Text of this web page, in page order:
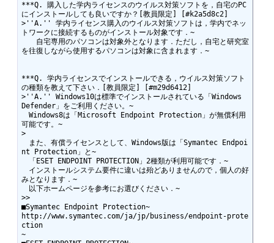
***Q. 購入した学内ライセンスのウイルス対策ソフトを，自宅のPC
にインストールしても良いですか？[教員限定] [#k2a5d8c2]
>''A.'' 学内ライセンス購入のウイルス対策ソフトは，学内でネッ
トワークに接続するものがインストール対象です．~
自宅専用のパソコンは対象外となります．ただし，自宅と研究室
を往復しながら使用するパソコンは対象に含まれます．~
***Q. 学内ライセンスでインストールできる，ウイルス対策ソフト
の種類を教えて下さい．[教員限定] [#m29d6412]
>''A.'' Windows10は標準でインストールされている「Windows
Defender」をご利用ください。~
Windows8は「Microsoft Endpoint Protection」が無償利用
可能です。~
>
また、有償ライセンスとして、Windows版は「Symantec Endpoi
nt Protection」と~
「ESET ENDPOINT PROTECTION」2種類が利用可能です．~
インストールシステム要件に違いは殆どありませんので，個人の好
みとなります．~
以下ホームページを参考にお選びください．~
>>
■Symantec Endpoint Protection~
http://www.symantec.com/ja/jp/business/endpoint-prote
ction
~